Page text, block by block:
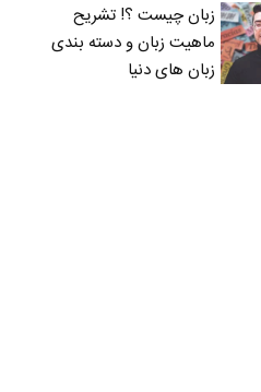
زبان چیست ؟! تشریح
ماهیت زبان و دسته بندی
زبان های دنیا